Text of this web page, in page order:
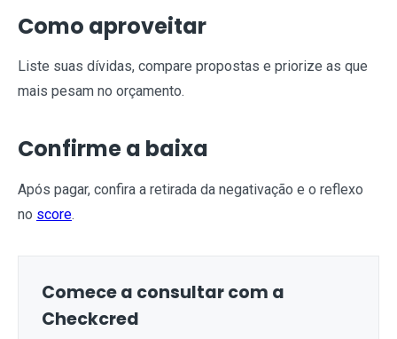
Como aproveitar
Liste suas dívidas, compare propostas e priorize as que
mais pesam no orçamento.
Confirme a baixa
Após pagar, confira a retirada da negativação e o reflexo
no score.
Comece a consultar com a
Checkcred